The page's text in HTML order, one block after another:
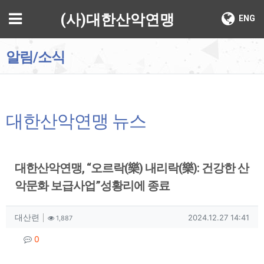
메뉴 ENG
(사)대한산악연맹
알림/소식
대한산악연맹 뉴스
대한산악연맹, “오르락(樂) 내리락(樂): 건강한 산
악문화 보급사업”성황리에 종료
작성자 정보
대산련 작성1,887조회 작성일
2024.12.27 14:41
컨텐츠 정보
0